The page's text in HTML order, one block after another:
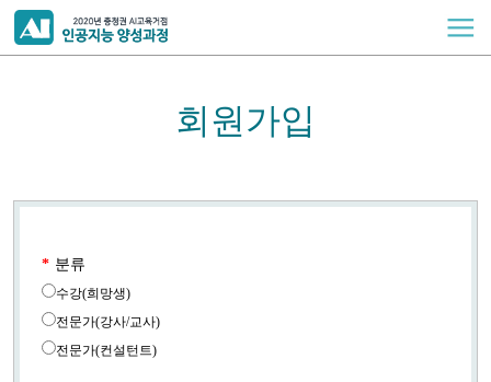
회원가입
* 분류
수강(희망생)
전문가(강사/교사)
전문가(컨설턴트)